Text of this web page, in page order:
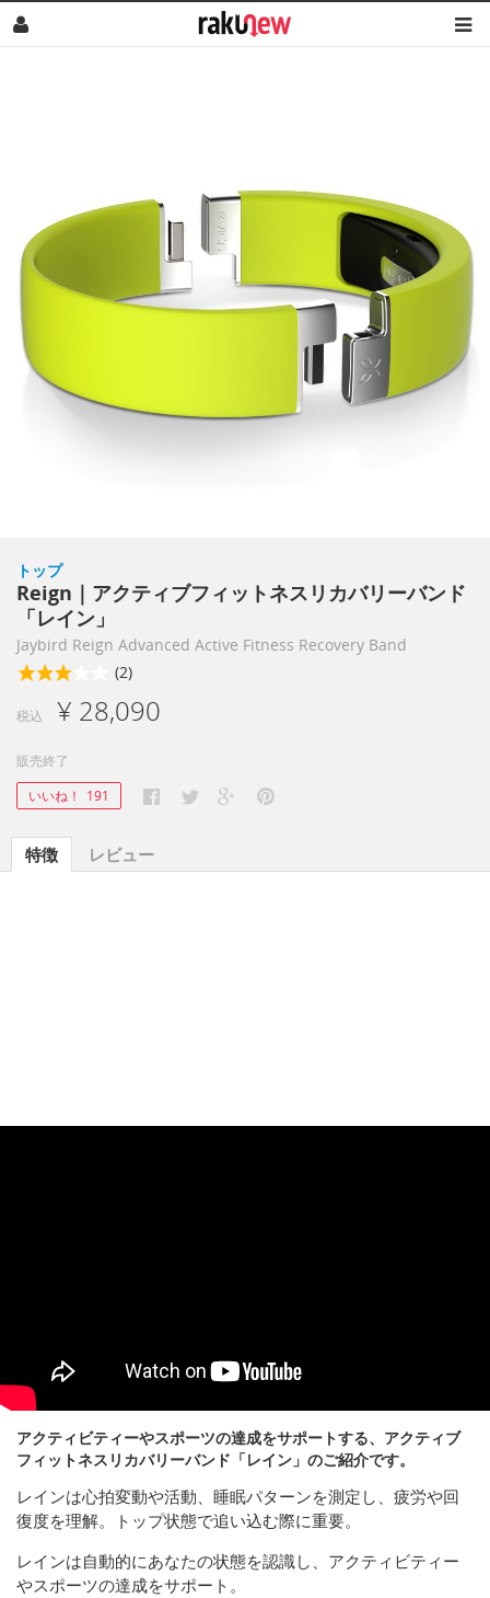
トップ
Reign｜アクティブフィットネスリカバリーバンド
「レイン」
Jaybird Reign Advanced Active Fitness Recovery Band
(2)
税込 ¥ 28,090
販売終了
いいね！
191
特徴 レビュー
アクティビティーやスポーツの達成をサポートする、アクティブ
フィットネスリカバリーバンド「レイン」のご紹介です。
レインは心拍変動や活動、睡眠パターンを測定し、疲労や回
復度を理解。トップ状態で追い込む際に重要。
レインは自動的にあなたの状態を認識し、アクティビティー
やスポーツの達成をサポート。